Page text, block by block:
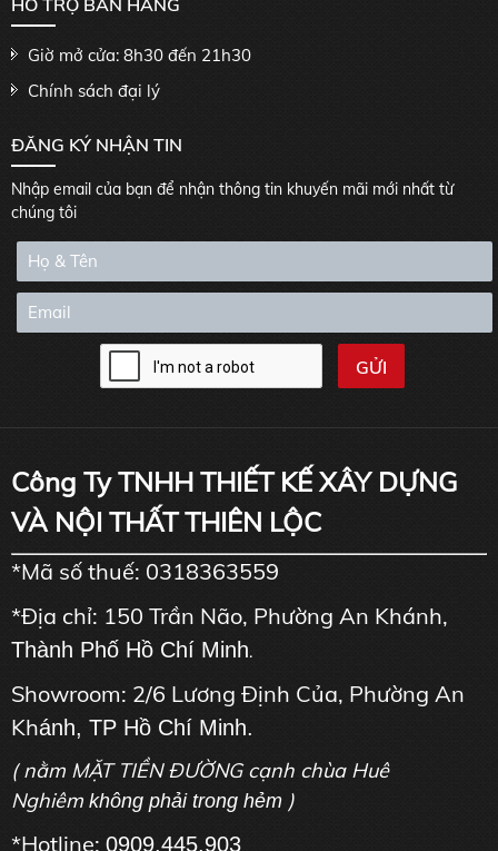
HỖ TRỢ BÁN HÀNG
Giờ mở cửa: 8h30 đến 21h30
Chính sách đại lý
ĐĂNG KÝ NHẬN TIN
Nhập email của bạn để nhận thông tin khuyến mãi mới nhất từ
chúng tôi
Công Ty TNHH THIẾT KẾ XÂY DỰNG
VÀ NỘI THẤT THIÊN LỘC
*Mã số thuế: 0318363559
*Địa chỉ: 150 Trần Não, Phường An Khánh,
Thành Phố Hồ Chí Minh.
Showroom: 2/6 Lương Định Của, Phường An
Khánh, TP Hồ Chí Minh.
( nằm MẶT TIỀN ĐƯỜNG cạnh chùa Huê
Nghiêm không phải trong hẻm )
*Hotline: 0909.445.903